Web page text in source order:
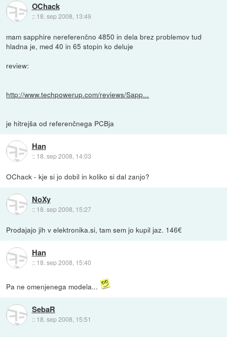
OChack
:: 18. sep 2008, 13:49
mam sapphire nereferenčno 4850 in dela brez problemov tud
hladna je, med 40 in 65 stopin ko deluje
review:
http://www.techpowerup.com/reviews/Sapp...
je hitrejša od referenčnega PCBja
Han
:: 18. sep 2008, 14:03
OChack - kje si jo dobil in koliko si dal zanjo?
NoXy
:: 18. sep 2008, 15:27
Prodajajo jih v elektronika.si, tam sem jo kupil jaz. 146€
Han
:: 18. sep 2008, 15:40
Pa ne omenjenega modela...
SebaR
:: 18. sep 2008, 15:51